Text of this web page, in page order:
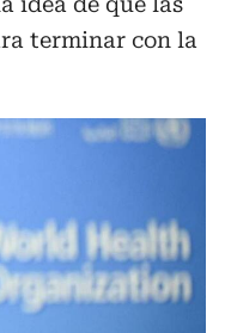
terminar con la